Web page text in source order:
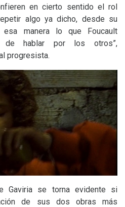
en cierto sentido el rol
algo ya dicho, desde su
esa manera lo que Foucault
de hablar por los otros”,
progresista.
Gaviria se torna evidente si
de sus dos obras más